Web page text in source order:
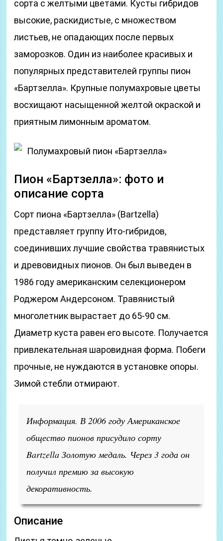
сорта с желтыми цветами. Кусты гибридов
высокие, раскидистые, с множеством
листьев, не опадающих после первых
заморозков. Один из наиболее красивых и
популярных представителей группы пион
«Бартзелла». Крупные полумахровые цветы
восхищают насыщенной желтой окраской и
приятным лимонным ароматом.
Полумахровый пион «Бартзелла»
Пион «Бартзелла»: фото и
описание сорта
Сорт пиона «Бартзелла» (Bartzella)
представляет группу Ито-гибридов,
соединивших лучшие свойства травянистых
и древовидных пионов. Он был выведен в
1986 году американским селекционером
Роджером Андерсоном. Травянистый
многолетник вырастает до 65-90 см.
Диаметр куста равен его высоте. Получается
привлекательная шаровидная форма. Побеги
прочные, не нуждаются в установке опоры.
Зимой стебли отмирают.
Информация. В 2006 году Американское
общество пионов присудило сорту
Bartzella Золотую медаль. Через 3 года он
получил премию за высокую
декоративность.
Описание